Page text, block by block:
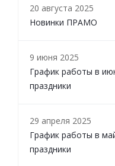
20 августа 2025
Новинки ПРАМО
9 июня 2025
График работы в
праздники
29 апреля 2025
График работы в
праздники